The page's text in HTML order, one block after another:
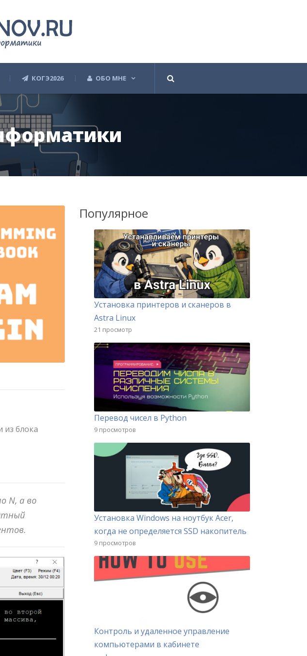
КОГЭ2026 ОБО МНЕ
из блока
N, а во
Популярное
Установка принтеров и сканеров в
Astra Linux
21 просмотр
Перевод чисел в Python
9 просмотров
Установка Windows на ноутбук Acer,
когда не определяется SSD накопитель
9 просмотров
Контроль и удаленное управление
компьютерами в кабинете